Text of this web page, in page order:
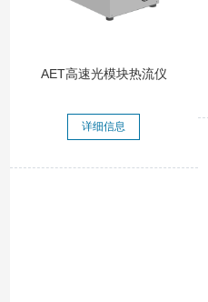
AET高速光模块热流仪
详细信息